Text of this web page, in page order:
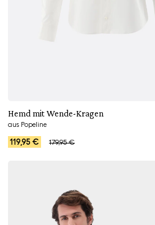
Hemd mit Wende-Kragen
aus Popeline
119,95 € 179,95 €